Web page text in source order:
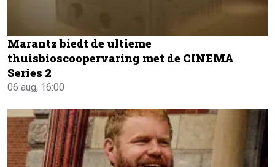
Marantz biedt de ultieme
thuisbioscoopervaring met de CINEMA
Series 2
06 aug, 16:00